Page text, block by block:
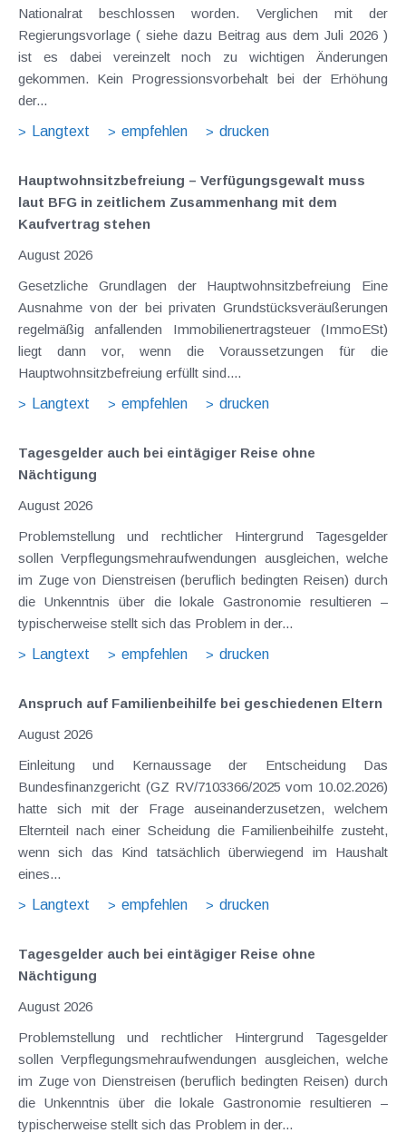
Nationalrat beschlossen worden. Verglichen mit der
Regierungsvorlage ( siehe dazu Beitrag aus dem Juli 2026 )
ist es dabei vereinzelt noch zu wichtigen Änderungen
gekommen. Kein Progressionsvorbehalt bei der Erhöhung
der...
Langtext
empfehlen drucken
Hauptwohnsitz​­befreiung – Verfügungsgewalt muss
laut BFG in zeitlichem Zusammenhang mit dem
Kaufvertrag stehen
August 2026
Gesetzliche Grundlagen der Hauptwohnsitzbefreiung Eine
Ausnahme von der bei privaten Grundstücksveräußerungen
regelmäßig anfallenden Immobilienertragsteuer (ImmoESt)
liegt dann vor, wenn die Voraussetzungen für die
Hauptwohnsitzbefreiung erfüllt sind....
Langtext
empfehlen drucken
Tagesgelder auch bei eintägiger Reise ohne
Nächtigung
August 2026
Problemstellung und rechtlicher Hintergrund Tagesgelder
sollen Verpflegungsmehraufwendungen ausgleichen, welche
im Zuge von Dienstreisen (beruflich bedingten Reisen) durch
die Unkenntnis über die lokale Gastronomie resultieren –
typischerweise stellt sich das Problem in der...
Langtext
empfehlen drucken
Anspruch auf Familienbeihilfe bei geschiedenen Eltern
August 2026
Einleitung und Kernaussage der Entscheidung Das
Bundesfinanzgericht (GZ RV/7103366/2025 vom 10.02.2026)
hatte sich mit der Frage auseinanderzusetzen, welchem
Elternteil nach einer Scheidung die Familienbeihilfe zusteht,
wenn sich das Kind tatsächlich überwiegend im Haushalt
eines...
Langtext
empfehlen drucken
Tagesgelder auch bei eintägiger Reise ohne
Nächtigung
August 2026
Problemstellung und rechtlicher Hintergrund Tagesgelder
sollen Verpflegungsmehraufwendungen ausgleichen, welche
im Zuge von Dienstreisen (beruflich bedingten Reisen) durch
die Unkenntnis über die lokale Gastronomie resultieren –
typischerweise stellt sich das Problem in der...